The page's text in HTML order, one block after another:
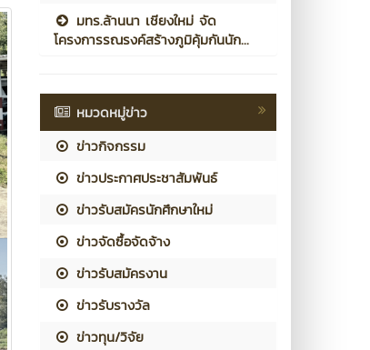
มทร.ล้านนา เชียงใหม่ จัด
โครงการรณรงค์สร้างภูมิคุ้มกันนัก...
หมวดหมู่ข่าว
ข่าวกิจกรรม
ข่าวประกาศประชาสัมพันธ์
ข่าวรับสมัครนักศึกษาใหม่
ข่าวจัดซื้อจัดจ้าง
ข่าวรับสมัครงาน
ข่าวรับรางวัล
ข่าวทุน/วิจัย